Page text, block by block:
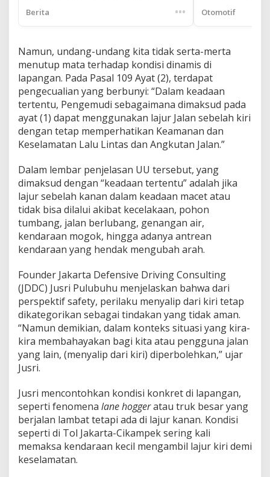
Berita
•••
Otomotif
Namun, undang-undang kita tidak serta-merta
menutup mata terhadap kondisi dinamis di
lapangan. Pada Pasal 109 Ayat (2), terdapat
pengecualian yang berbunyi: “Dalam keadaan
tertentu, Pengemudi sebagaimana dimaksud pada
ayat (1) dapat menggunakan lajur Jalan sebelah kiri
dengan tetap memperhatikan Keamanan dan
Keselamatan Lalu Lintas dan Angkutan Jalan.”
Dalam lembar penjelasan UU tersebut, yang
dimaksud dengan “keadaan tertentu” adalah jika
lajur sebelah kanan dalam keadaan macet atau
tidak bisa dilalui akibat kecelakaan, pohon
tumbang, jalan berlubang, genangan air,
kendaraan mogok, hingga adanya antrean
kendaraan yang hendak mengubah arah.
Founder Jakarta Defensive Driving Consulting
(JDDC) Jusri Pulubuhu menjelaskan bahwa dari
perspektif safety, perilaku menyalip dari kiri tetap
dikategorikan sebagai tindakan yang tidak aman.
“Namun demikian, dalam konteks situasi yang kira-
kira membahayakan bagi kita atau pengguna jalan
yang lain, (menyalip dari kiri) diperbolehkan,” ujar
Jusri.
Jusri mencontohkan kondisi konkret di lapangan,
seperti fenomena lane hoggeratau truk besar yang
berjalan lambat tetapi ada di lajur kanan. Kondisi
seperti di Tol Jakarta-Cikampek sering kali
memaksa kendaraan kecil mengambil lajur kiri demi
keselamatan.